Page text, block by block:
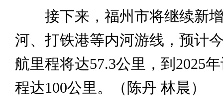
接下来，福州市将继续新增
河、打铁港等内河游线，预计
航里程将达57.3公里，到2025
程达100公里。（陈丹 林晨）